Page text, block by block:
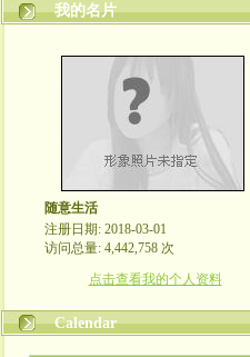
我的名片
随意生活
注册日期: 2018-03-01
访问总量: 4,442,758 次
点击查看我的个人资料
Calendar